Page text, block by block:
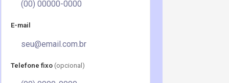
E-mail
Telefone fixo (opcional)